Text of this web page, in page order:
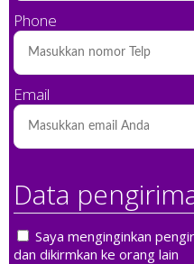
Phone
Email
Data
Saya menginginkan
dan dikirmkan ke orang lain